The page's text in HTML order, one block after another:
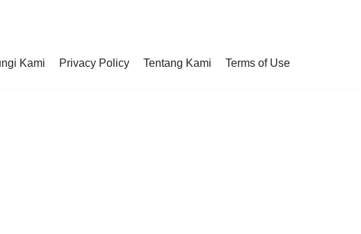
Kami Privacy Policy Tentang Kami Terms of Use